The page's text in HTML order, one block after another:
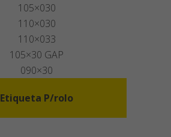
105×030
110×030
110×033
105×30 GAP
090×30
Etiqueta P/rolo